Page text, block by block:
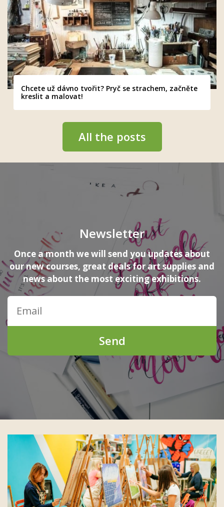
Chcete už dávno tvořit? Pryč se strachem, začněte
kreslit a malovat!
All the posts
Newsletter
Once a month we will send you updates about
our new courses, great deals for art supplies and
news about the most exciting exhibitions.
Send